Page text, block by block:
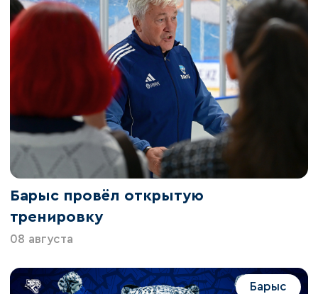
Барыс провёл открытую
тренировку
08 августа
Барыс